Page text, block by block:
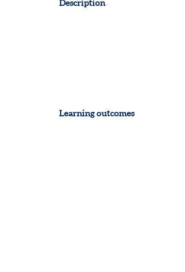
Description
Learning outcomes